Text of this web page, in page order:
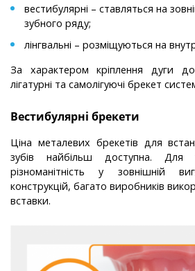
вестибулярні – ставляться на
зубного ряду;
лінгвальні – розміщуються на
За характером кріплення дуги
лігатурні та самолігуючі брекет
Вестибулярні брекети
Ціна металевих брекетів для
зубів найбільш доступна.
різноманітність у зовнішній
конструкцій, багато виробників
вставки.